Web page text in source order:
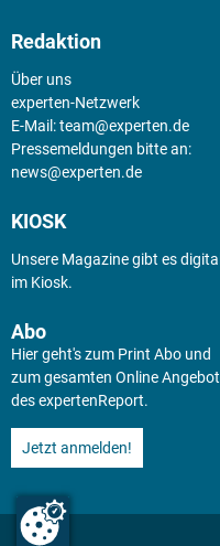
Redaktion
Über uns
experten-Netzwerk
E-Mail:team@experten.de
Pressemeldungen bitte an:
news@experten.de
KIOSK
Unsere Magazine gibt es digital
im Kiosk.
Abo
Hier geht's zum Print Abo und
zum gesamten Online Angebot
des expertenReport.
Jetzt anmelden!